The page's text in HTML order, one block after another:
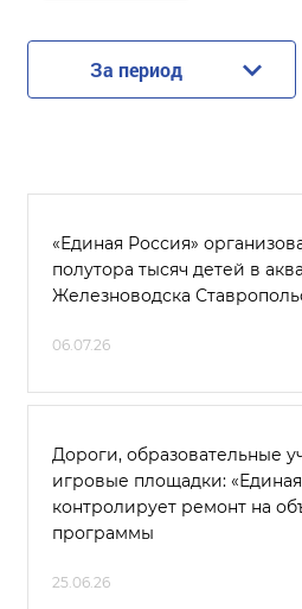
За период
«Единая Россия»
полутора тысяч детей в
Железноводска
06.07.26
Дороги, образовательные
игровые площадки:
контролирует ремонт на
программы
25.06.26